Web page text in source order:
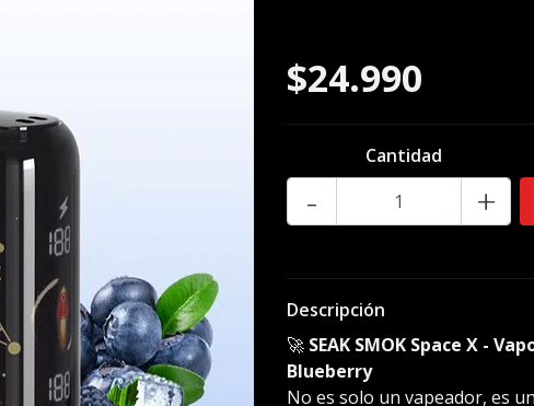
$24.990
Cantidad
- +
Descripción
🚀 SEAK SMOK Space X -
Blueberry
No es solo un vapeador, es